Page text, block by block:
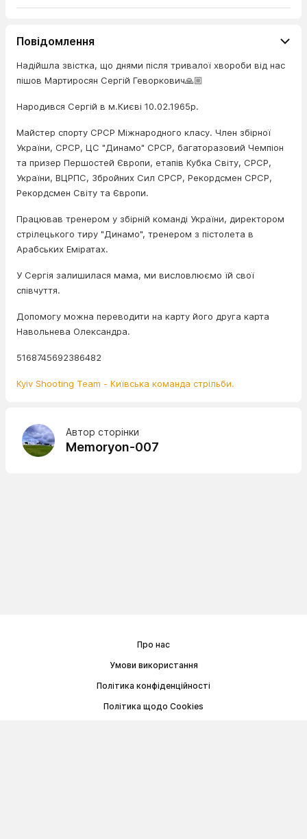
Повідомлення
Надійшла звістка, що днями після тривалої хвороби від нас
пішов Мартиросян Сергій Геворкович🙏🏼
Народився Сергій в м.Києві 10.02.1965р.
Майстер спорту СРСР Міжнародного класу. Член збірної
України, СРСР, ЦС "Динамо" СРСР, багаторазовий Чемпіон
та призер Першостей Європи, етапів Кубка Світу, СРСР,
України, ВЦРПС, Збройних Сил СРСР, Рекордсмен СРСР,
Рекордсмен Світу та Європи.
Працював тренером у збірній команді України, директором
стрілецького тиру "Динамо", тренером з пістолета в
Арабських Еміратах.
У Сергія залишилася мама, ми висловлюємо їй свої
співчуття.
Допомогу можна переводити на карту його друга карта
Навольнева Олександра.
5168745692386482
Kyiv Shooting Team - Київська команда стрільби.
Автор сторінки
Memoryon-007
Про нас
Умови використання
Політика конфіденційності
Політика щодо Cookies